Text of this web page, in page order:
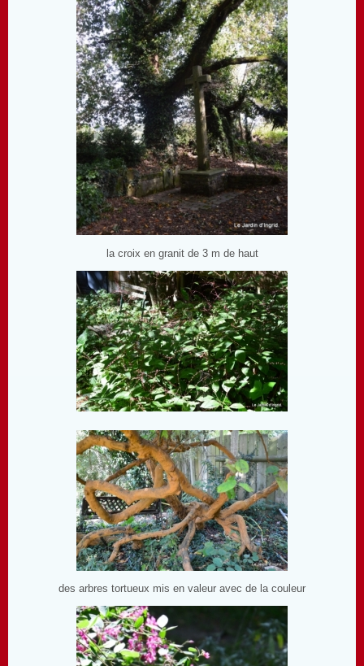
la croix en granit de 3 m de haut
des arbres tortueux mis en valeur avec de la couleur